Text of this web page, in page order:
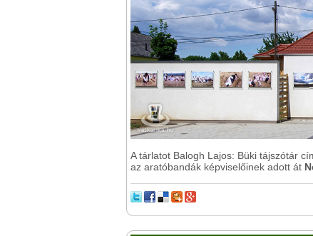
A tárlatot Balogh Lajos: Büki tájszótár
az aratóbandák képviselőinek adott át